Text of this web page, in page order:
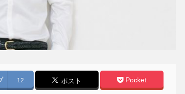
12 ポスト Pocket